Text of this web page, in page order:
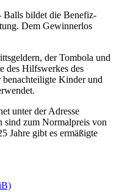
Balls bildet die Benefiz-
Dem Gewinnerlos
der Tombola und
des Hilfswerkes des
Kinder und
unter der Adresse
sind zum Normalpreis von
Jahre gibt es ermäßigte